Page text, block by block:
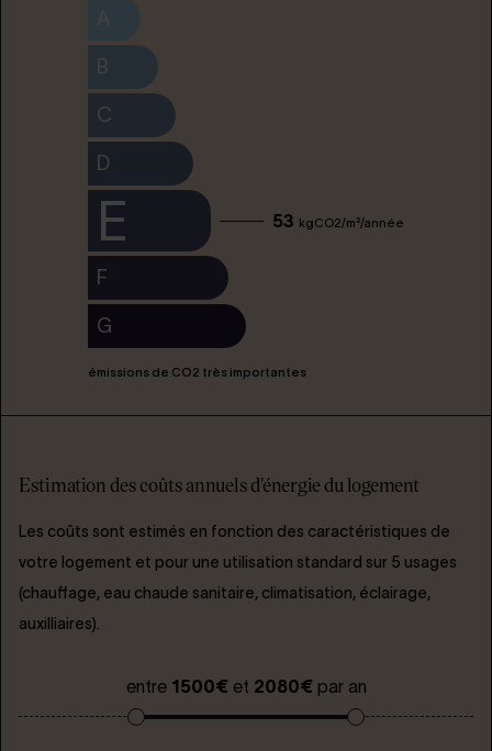
B
C
D
E 53 kgCO2/m²/année
F
G
émissions de CO2 très importantes
Estimation des coûts annuels d'énergie du logement
Les coûts sont estimés en fonction des caractéristiques de
votre logement et pour une utilisation standard sur 5 usages
(chauffage, eau chaude sanitaire, climatisation, éclairage,
auxilliaires).
entre 1500€et 2080€par an